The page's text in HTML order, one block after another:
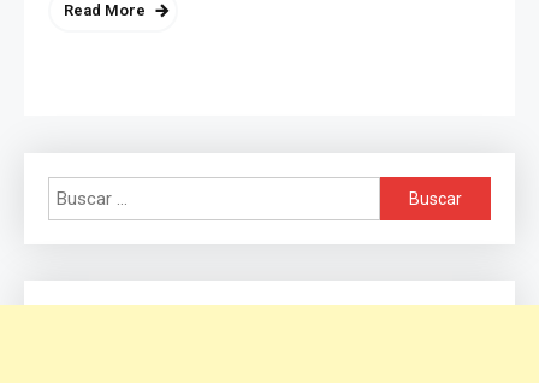
Read More
Buscar: